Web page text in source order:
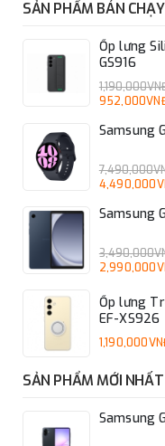
SẢN PHẨM BÁN CHẠY
Ốp lưng
GS916
Samsung
Samsung
Ốp lưng
EF-XS926
SẢN PHẨM MỚI NHẤT
Samsung